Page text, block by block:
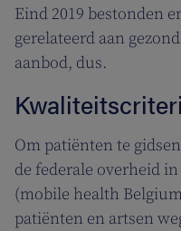
Eind 2019 bestonden
gerelateerd aan
aanbod, dus.
Om patiënten te
de federale overheid
(mobile health
patiënten en artsen